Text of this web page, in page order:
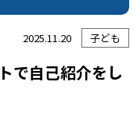
2025.11.20 子ども
で自己紹介をし